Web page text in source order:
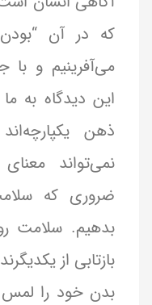
که در آن
می‌آفرینیم و با
این دیدگاه به
ذهن
نمی‌تواند
ضروری که
بدهیم. سلامت
بازتابی از
بدن خود را